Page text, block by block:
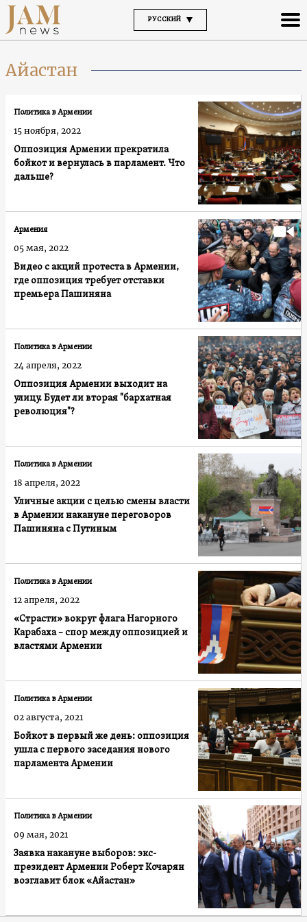
РУССКИЙ
Айастан
Оппозиция Армении прекратила
бойкот и вернулась в парламент. Что
дальше?
Политика в Армении
15 ноября, 2022
Видео с акций протеста в Армении,
где оппозиция требует отставки
премьера Пашиняна
Армения
05 мая, 2022
Оппозиция Армении выходит на
улицу. Будет ли вторая "бархатная
революция"?
Политика в Армении
24 апреля, 2022
Уличные акции с целью смены власти
в Армении накануне переговоров
Пашиняна с Путиным
Политика в Армении
18 апреля, 2022
«Страсти» вокруг флага Нагорного
Карабаха – спор между оппозицией и
властями Армении
Политика в Армении
12 апреля, 2022
Бойкот в первый же день: оппозиция
ушла с первого заседания нового
парламента Армении
Политика в Армении
02 августа, 2021
Заявка накануне выборов: экс-
президент Армении Роберт Кочарян
возглавит блок «Айастан»
Политика в Армении
09 мая, 2021